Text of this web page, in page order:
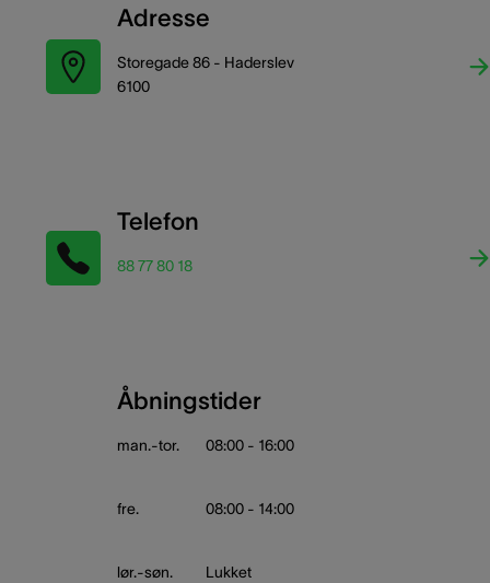
Adresse
Storegade 86 - Haderslev
6100
Telefon
88 77 80 18
Åbningstider
man.-tor. 08:00 - 16:00
fre. 08:00 - 14:00
lør.-søn. Lukket